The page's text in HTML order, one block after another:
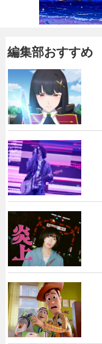
編集部おすすめ